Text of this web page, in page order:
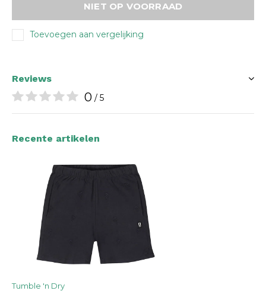
NIET OP VOORRAAD
Toevoegen aan vergelijking
Reviews
0 / 5
Recente artikelen
Tumble 'n Dry